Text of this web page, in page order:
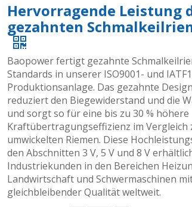
Hervorragende Leistung
gezahnten
Baopower fertigt gezahnte
Standards in unserer ISO9001- und
Produktionsanlage. Das gezahnte
reduziert den Biegewiderstand und die
und sorgt so für eine bis zu 30 % höhere
Kraftübertragungseffizienz im Vergleich
umwickelten Riemen. Diese
den Abschnitten 3 V, 5 V und 8 V
Industriekunden in den Bereichen
Landwirtschaft und Schwermaschinen
gleichbleibender Qualität weltweit.